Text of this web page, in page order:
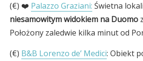
(€) ❤️ Palazzo Graziani: Świetna
niesamowitym widokiem na Duomo
Położony zaledwie kilka minut od
(€) B&B Lorenzo de’ Medici: Obiekt